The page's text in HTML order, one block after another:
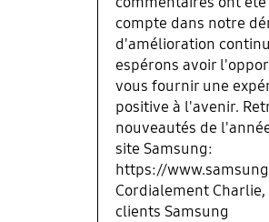
compte dans notre
d'amélioration
espérons avoir
vous fournir une
positive à l'avenir.
nouveautés de
site Samsung:
https://
Cordialement Charlie,
clients Samsung